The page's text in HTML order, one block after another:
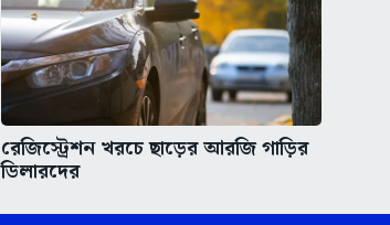
রেজিস্ট্রেশন খরচে ছাড়ের আরজি গাড়ির
ডিলারদের